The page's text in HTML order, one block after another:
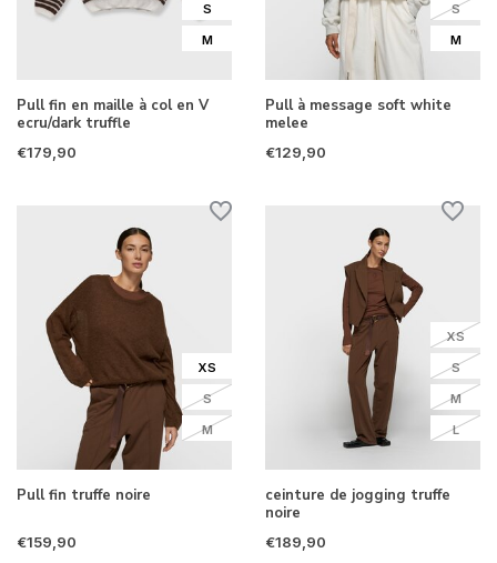
S
M
Pull fin en maille à col en V
ecru/dark truffle
€179,90
S
M
Pull à message soft white
melee
€129,90
XS
S
M
Pull fin truffe noire
€159,90
XS
S
M
L
ceinture de jogging truffe
noire
€189,90